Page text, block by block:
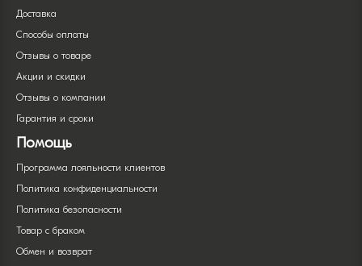
Доставка
Способы оплаты
Отзывы о товаре
Акции и скидки
Отзывы о компании
Гарантия и сроки
Помощь
Программа лояльности клиентов
Политика конфиденциальности
Политика безопасности
Товар с браком
Обмен и возврат